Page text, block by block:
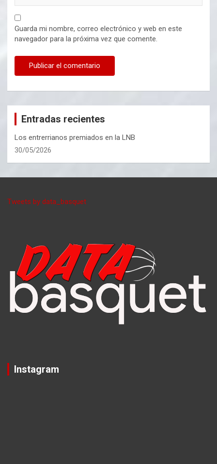
Guarda mi nombre, correo electrónico y web en este
navegador para la próxima vez que comente.
Entradas recientes
Los entrerrianos premiados en la LNB
30/05/2026
Tweets by data_basquet
Instagram